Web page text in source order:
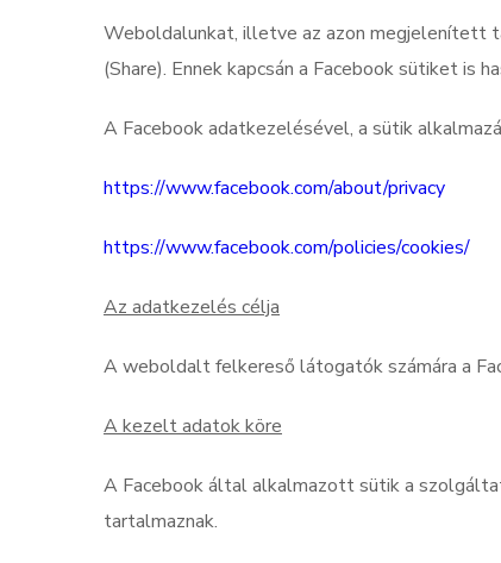
Weboldalunkat, illetve az azon megjelenített
(Share). Ennek kapcsán a Facebook sütiket is
A Facebook adatkezelésével, a sütik
https://www.facebook.com/about/privacy
https://www.facebook.com/policies/cookies/
Az adatkezelés célja
A weboldalt felkereső látogatók számára a
A kezelt adatok köre
A Facebook által alkalmazott sütik a
tartalmaznak.